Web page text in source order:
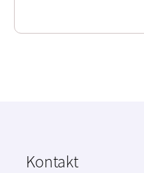
Kontakt